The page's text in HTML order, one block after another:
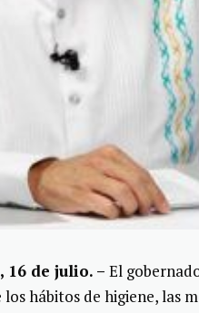
16 de julio. – El
hábitos de higiene, las